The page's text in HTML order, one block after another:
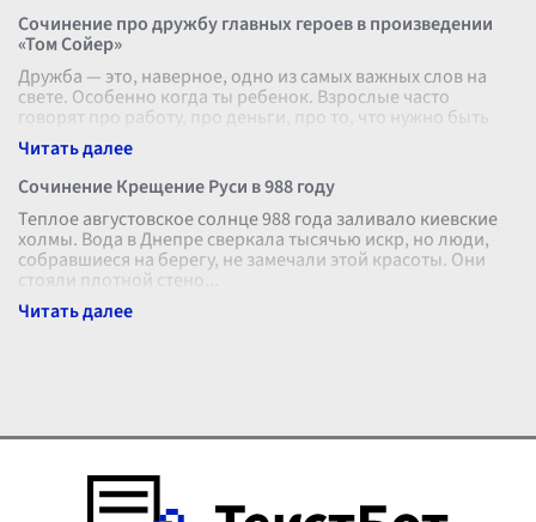
Сочинение про дружбу главных героев в произведении
«Том Сойер»
Дружба — это, наверное, одно из самых важных слов на
свете. Особенно когда ты ребенок. Взрослые часто
говорят про работу, про деньги, про то, что нужно быть
серьезным. А дети знают
Сочинение Крещение Руси в 988 году
Теплое августовское солнце 988 года заливало киевские
холмы. Вода в Днепре сверкала тысячью искр, но люди,
собравшиеся на берегу, не замечали этой красоты. Они
стояли плотной стено